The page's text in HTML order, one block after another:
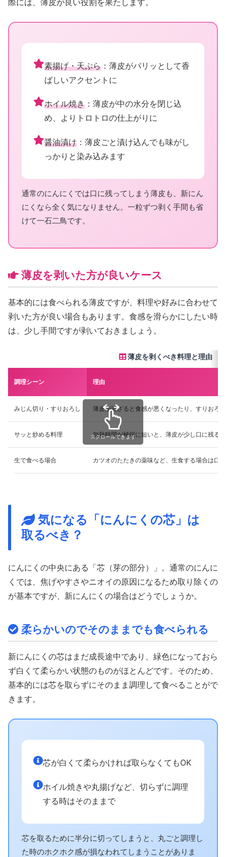
際には、薄皮が良い役割を果たします。
素揚げ・天ぷら ：薄皮がパリッとして香
ばしいアクセントに
ホイル焼き ：薄皮が中の水分を閉じ込
め、よりトロトロの仕上がりに
醤油漬け ：薄皮ごと漬け込んでも味がし
っかりと染み込みます
通常のにんにくでは口に残ってしまう薄皮も、新にん
にくなら全く気になりません。一粒ずつ剥く手間も省
けて一石二鳥です。
薄皮を剥いた方が良いケース
基本的には食べられる薄皮ですが、料理や好みに合わせて
剥いた方が良い場合もあります。食感を滑らかにしたい時
は、少し手間ですが剥いておきましょう。
薄皮を剥くべき料理と理由
調理シーン 理由
みじん切り・すりおろし 薄皮が混ざると食感が悪くなったり、すりおろ
サッと炒める料理 加熱時間が極端に短いと、薄皮が少し口に残る
生で食べる場合 カツオのたたきの薬味など、生食する場合は口
スクロールできます
気になる「にんにくの芯」は
取るべき？
にんにくの中央にある「芯（芽の部分）」。通常のにんに
くでは、焦げやすさやニオイの原因になるため取り除くの
が基本ですが、新にんにくの場合はどうでしょうか。
柔らかいのでそのままでも食べられる
新にんにくの芯はまだ成長途中であり、緑色になっておら
ず白くて柔らかい状態のものがほとんどです。そのため、
基本的には芯を取らずにそのまま調理して食べることがで
きます。
芯が白くて柔らかければ取らなくてもOK
ホイル焼きや丸揚げなど、切らずに調理
する時はそのままで
芯を取るために半分に切ってしまうと、丸ごと調理し
た時のホクホク感が損なわれてしまうことがありま